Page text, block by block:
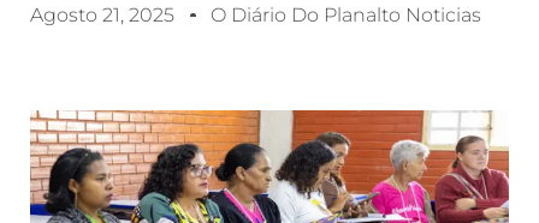
Agosto 21, 2025 O Diário Do Planalto Noticias